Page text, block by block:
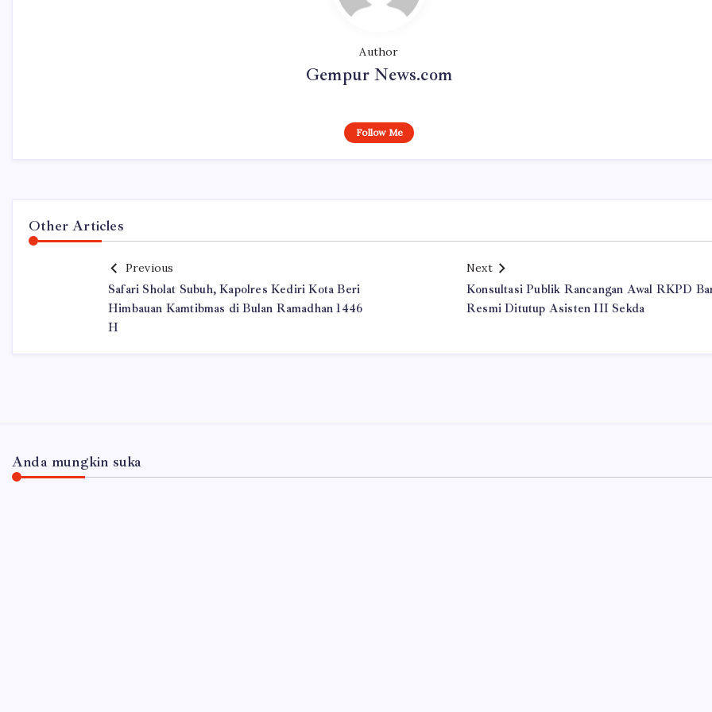
Author
Gempur News.com
Follow Me
Other Articles
Previous
Safari Sholat Subuh, Kapolres Kediri Kota Beri
Himbauan Kamtibmas di Bulan Ramadhan 1446
H
Next
Konsultasi Publik Rancangan Awal RKPD
Resmi Ditutup Asisten III Sekda
Anda mungkin suka